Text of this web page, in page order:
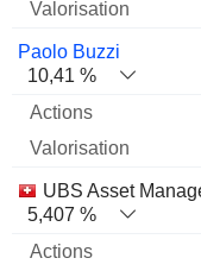
Paolo Buzzi
10,41 %
UBS Asset
5,407 %